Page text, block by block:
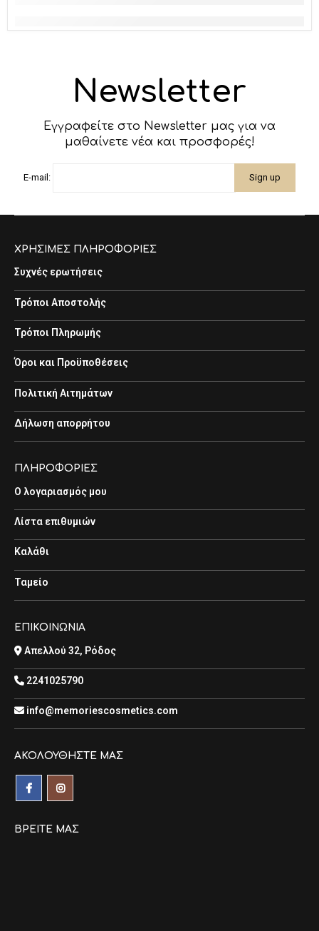
Newsletter
Εγγραφείτε στο Newsletter μας για να
μαθαίνετε νέα και προσφορές!
E-mail:
ΧΡΗΣΙΜΕΣ ΠΛΗΡΟΦΟΡΙΕΣ
Συχνές ερωτήσεις
Τρόποι Αποστολής
Τρόποι Πληρωμής
Όροι και Προϋποθέσεις
Πολιτική Αιτημάτων
Δήλωση απορρήτου
ΠΛΗΡΟΦΟΡΙΕΣ
Ο λογαριασμός μου
Λίστα επιθυμιών
Καλάθι
Ταμείο
ΕΠΙΚΟΙΝΩΝΙΑ
Απελλού 32, Ρόδος
2241025790
info@memoriescosmetics.com
ΑΚΟΛΟΥΘΉΣΤΕ ΜΑΣ
ΒΡΕΊΤΕ ΜΑΣ